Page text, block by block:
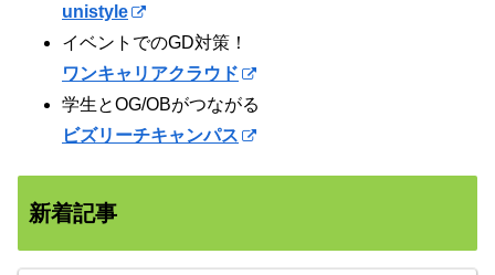
unistyle
イベントでのGD対策！
ワンキャリアクラウド
学生とOG/OBがつながる
ビズリーチキャンパス
新着記事